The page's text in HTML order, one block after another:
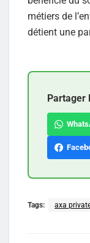
métiers de
détient une
Partager
Tags: axa